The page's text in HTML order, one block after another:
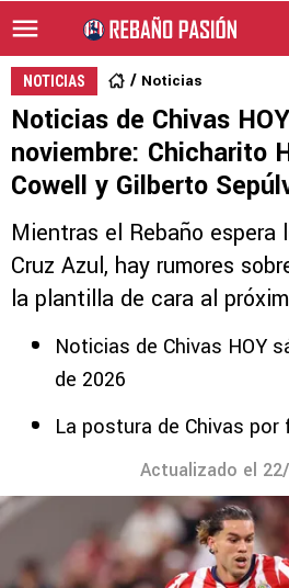
NOTICIAS Noticias
Noticias de Chivas
noviembre: Chicharito
Cowell y Gilberto
Mientras el Rebaño espera
Cruz Azul, hay rumores
la plantilla de cara al
Noticias de Chivas HOY
de 2026
La postura de Chivas
Actualizado el